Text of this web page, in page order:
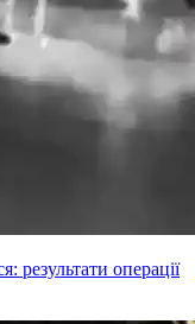
результати операції